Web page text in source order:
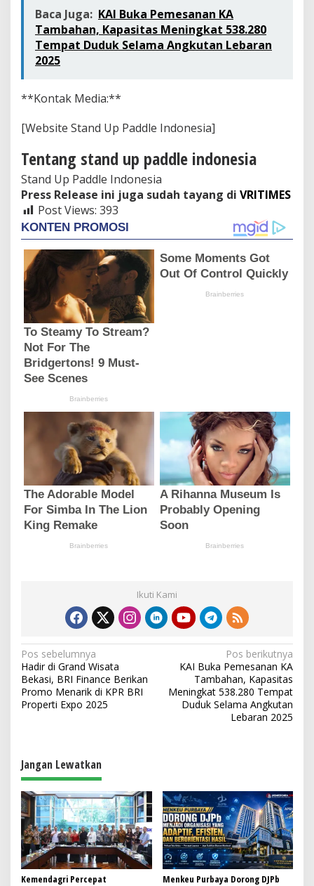
Baca Juga: KAI Buka Pemesanan KA
Tambahan, Kapasitas Meningkat 538.280
Tempat Duduk Selama Angkutan Lebaran
2025
**Kontak Media:**
[Website Stand Up Paddle Indonesia]
Tentang stand up paddle indonesia
Stand Up Paddle Indonesia
Press Release ini juga sudah tayang di VRITIMES
Post Views: 393
Ikuti Kami
N
a
v
i
a
s
i
p
o
s
Pos sebelumnya
Hadir di Grand Wisata
Bekasi, BRI Finance Berikan
Promo Menarik di KPR BRI
Properti Expo 2025
Pos berikutnya
KAI Buka Pemesanan KA
Tambahan, Kapasitas
Meningkat 538.280 Tempat
Duduk Selama Angkutan
Lebaran 2025
Jangan Lewatkan
Kemendagri Percepat
Menkeu Purbaya Dorong DJPb